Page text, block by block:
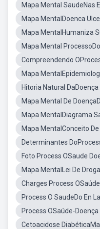
Mapa Mental SaudeNas
Mapa MentalDoenca
Mapa MentalHumaniza
Mapa Mental
Compreendendo
Mapa
Hitoria Natural
Mapa Mental De
Mapa MentalDiagrama
Mapa MentalConceito
Determinantes
Foto Process OSaude
Mapa MentalLei De
Charges Process
Process O SaudeDo En La
Process OSaúde-Doença
Cetoacidose